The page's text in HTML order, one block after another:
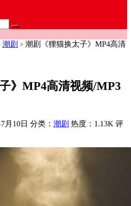
潮剧 > 潮剧《狸猫换太子》MP4高清
》MP4高清视频/MP3
月10日 分类： 潮剧 热度：1.13K 评